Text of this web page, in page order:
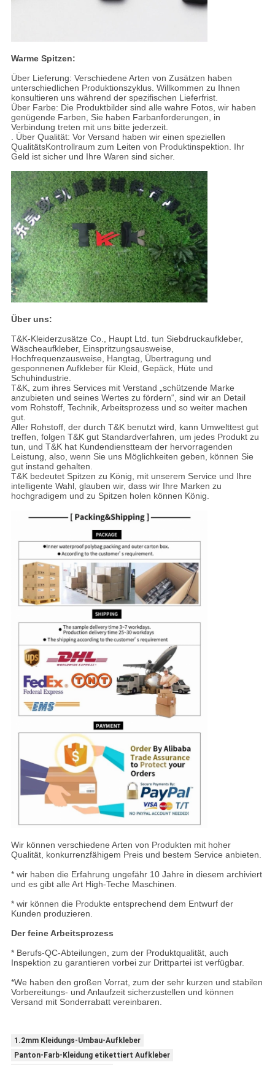
Warme Spitzen:
Über Lieferung: Verschiedene Arten von Zusätzen haben
unterschiedlichen Produktionszyklus. Willkommen zu Ihnen
konsultieren uns während der spezifischen Lieferfrist.
Über Farbe: Die Produktbilder sind alle wahre Fotos, wir haben
genügende Farben, Sie haben Farbanforderungen, in
Verbindung treten mit uns bitte jederzeit.
. Über Qualität: Vor Versand haben wir einen speziellen
QualitätsKontrollraum zum Leiten von Produktinspektion. Ihr
Geld ist sicher und Ihre Waren sind sicher.
Über uns:
T&K-Kleiderzusätze Co., Haupt Ltd. tun Siebdruckaufkleber,
Wäscheaufkleber, Einspritzungsausweise,
Hochfrequenzausweise, Hangtag, Übertragung und
gesponnenen Aufkleber für Kleid, Gepäck, Hüte und
Schuhindustrie.
T&K, zum ihres Services mit Verstand „schützende Marke
anzubieten und seines Wertes zu fördern“, sind wir an Detail
vom Rohstoff, Technik, Arbeitsprozess und so weiter machen
gut.
Aller Rohstoff, der durch T&K benutzt wird, kann Umwelttest gut
treffen, folgen T&K gut Standardverfahren, um jedes Produkt zu
tun, und T&K hat Kundendienstteam der hervorragenden
Leistung, also, wenn Sie uns Möglichkeiten geben, können Sie
gut instand gehalten.
T&K bedeutet Spitzen zu König, mit unserem Service und Ihre
intelligente Wahl, glauben wir, dass wir Ihre Marken zu
hochgradigem und zu Spitzen holen können König.
Wir können verschiedene Arten von Produkten mit hoher
Qualität, konkurrenzfähigem Preis und bestem Service anbieten.
* wir haben die Erfahrung ungefähr 10 Jahre in diesem archiviert
und es gibt alle Art High-Teche Maschinen.
* wir können die Produkte entsprechend dem Entwurf der
Kunden produzieren.
Der feine Arbeitsprozess
* Berufs-QC-Abteilungen, zum der Produktqualität, auch
Inspektion zu garantieren vorbei zur Drittpartei ist verfügbar.
*We haben den großen Vorrat, zum der sehr kurzen und stabilen
Vorbereitungs- und Anlaufzeit sicherzustellen und können
Versand mit Sonderrabatt vereinbaren.
1.2mm Kleidungs-Umbau-Aufkleber
Panton-Farb-Kleidung etikettiert Aufkleber